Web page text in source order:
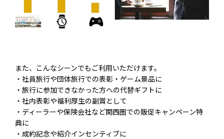
また、こんなシーンでもご利用いただけます。
・社員旅行や団体旅行での表彰・ゲーム景品に
・旅行に参加できなかった方への代替ギフトに
・社内表彰や福利厚生の副賞として
・ディーラーや保険会社など関西圏での販促キャンペーン特
典に
・成約記念や紹介インセンティブに